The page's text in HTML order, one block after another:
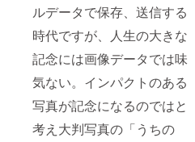
ルデータで保存、送信する
時代ですが、人生の大きな
記念には画像データでは味
気ない。インパクトのある
写真が記念になるのではと
考え大判写真の「うちの